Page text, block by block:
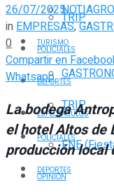
TRIP
POLICIALES
DEPORTES
ESPECTÁCULOS
FNE
OPINIÓN
NOTIAGRO
TURISMO
TRIP
POLICIALES
DEPORTES
26/07/2025
inEMPRESAS,
0
Compartir en
Whatsapp
La bodega
el hotel Altos de
producción local